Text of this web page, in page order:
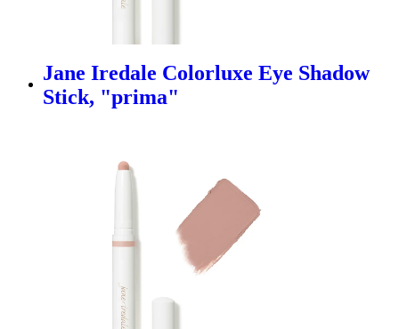
Jane Iredale Colorluxe Eye Shadow
Stick, "prima"